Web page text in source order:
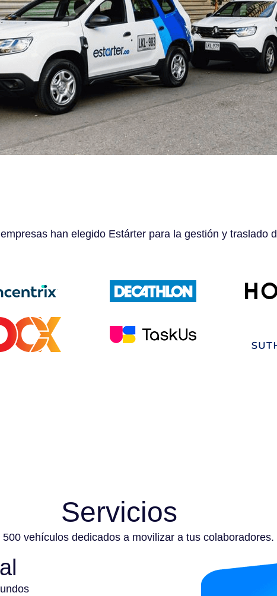
han elegido Estárter para la gestión y traslado
Servicios
500 vehículos dedicados a movilizar a tus colaboradores.